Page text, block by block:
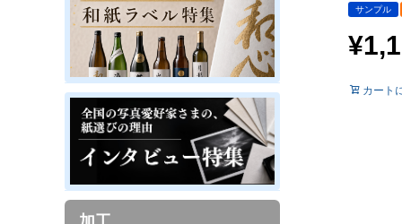
サンプル
¥
カート